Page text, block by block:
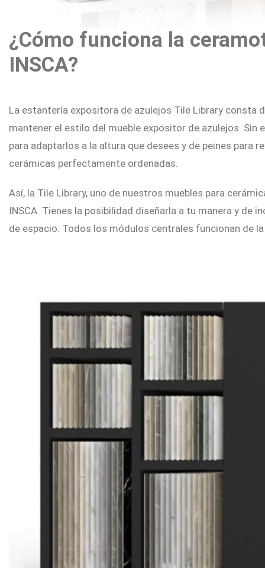
¿Cómo funciona la
INSCA?
La estantería expositora de azulejos Tile Library consta
mantener el estilo del mueble expositor de azulejos.
para adaptarlos a la altura que desees y de peines
cerámicas perfectamente ordenadas.
Así, la Tile Library, uno de nuestros muebles para
INSCA. Tienes la posibilidad diseñarla a tu manera y
de espacio. Todos los módulos centrales funcionan de